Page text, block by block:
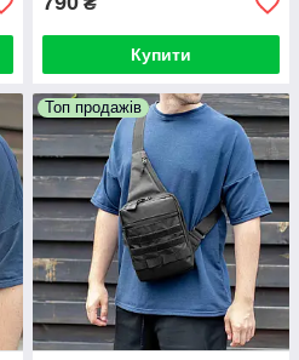
Купити
Топ продажів